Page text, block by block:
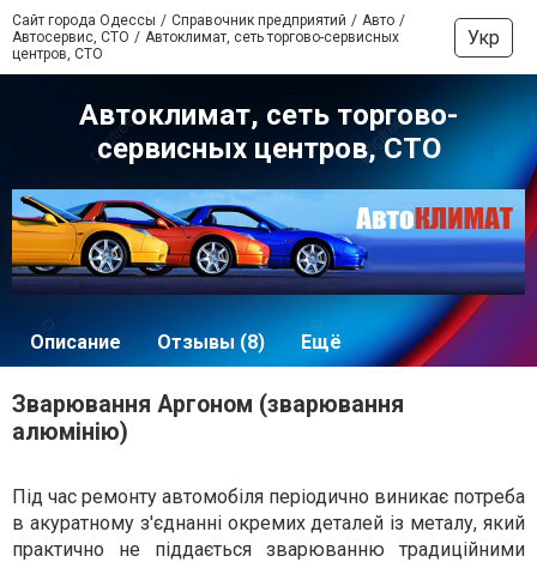
Сайт города Одессы Справочник предприятий
Авто
Автосервис, СТО
Автоклимат, сеть торгово-сервисных
центров, СТО
Укр
Автоклимат, сеть торгово-
сервисных центров, СТО
Описание Отзывы (8) Ещё
Зварювання Аргоном (зварювання
алюмінію)
Під час ремонту автомобіля періодично виникає потреба
в акуратному з'єднанні окремих деталей із металу, який
практично не піддається зварюванню традиційними